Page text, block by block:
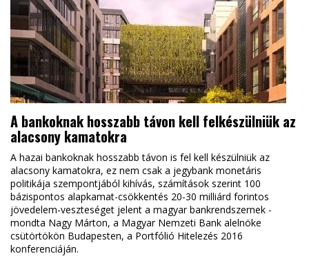
A bankoknak hosszabb távon kell felkészülniük az
alacsony kamatokra
A hazai bankoknak hosszabb távon is fel kell készülniük az
alacsony kamatokra, ez nem csak a jegybank monetáris
politikája szempontjából kihívás, számítások szerint 100
bázispontos alapkamat-csökkentés 20-30 milliárd forintos
jövedelem-veszteséget jelent a magyar bankrendszernek -
mondta Nagy Márton, a Magyar Nemzeti Bank alelnöke
csütörtökön Budapesten, a Portfólió Hitelezés 2016
konferenciáján.